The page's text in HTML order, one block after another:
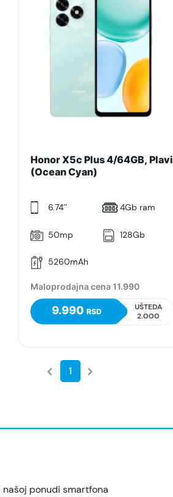
Honor X5c Plus 4/64GB, Plavi
(Ocean Cyan)
6.74’’ 4Gb ram
50mp 128Gb
5260mAh
Maloprodajna cena 11.990
9.990 RSD
UŠTEDA
2.000
1
ponudi smartfona